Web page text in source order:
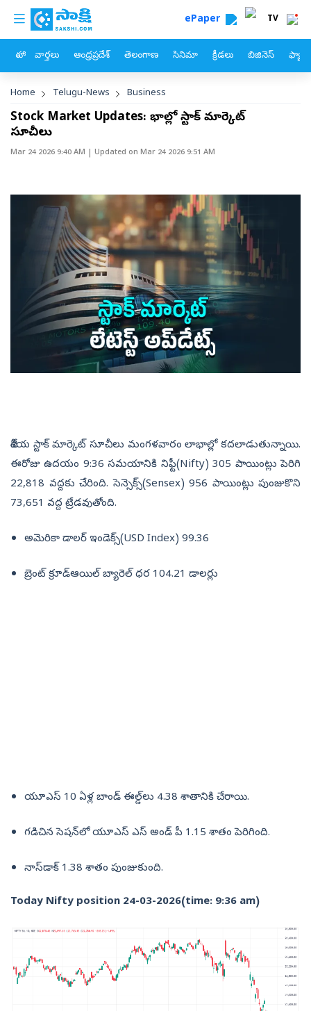
Skip to main content
custom menu ePaper TV
హోం వార్తలు ఆంధ్రప్రదేశ్ తెలంగాణ సినిమా క్రీడలు బిజినెస్
Breadcrumb
Home Telugu-News Business
Stock Market Updates: లాభాల్లో స్టాక్‌ మార్కెట్‌
సూచీలు
Mar 24 2026 9:40 AM | Updated on Mar 24 2026 9:51 AM
దేశీయ స్టాక్‌ మార్కెట్‌ సూచీలు మంగళవారం లాభాల్లో కదలాడుతున్నాయి.
ఈరోజు ఉదయం 9:36 సమయానికి నిఫ్టీ(Nifty) 305 పాయింట్లు పెరిగి
22,818 వద్దకు చేరింది. సెన్సెక్స్‌(Sensex) 956 పాయింట్లు పుంజుకొని
73,651 వద్ద ట్రేడవుతోంది.
అమెరికా డాలర్‌ ఇండెక్స్‌(USD Index) 99.36
బ్రెంట్‌ క్రూడ్‌ఆయిల్‌ బ్యారెల్‌ ధర 104.21 డాలర్లు
యూఎస్‌ 10 ఏళ్ల బాండ్‌ ఈల్డ్‌లు 4.38 శాతానికి చేరాయి.
గడిచిన సెషన్‌లో యూఎస్‌ ఎస్‌ అండ్‌ పీ 1.15 శాతం పెరిగింది.
నాస్‌డాక్‌ 1.38 శాతం పుంజుకుంది.
Today Nifty position 24-03-2026(time: 9:36 am)